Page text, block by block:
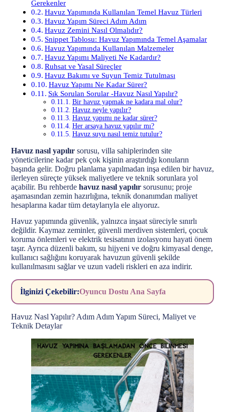
Gerekenler
Havuz Yapımında Kullanılan Temel Havuz Türleri
Havuz Yapım Süreci Adım Adım
Havuz Zemini Nasıl Olmalıdır?
Snippet Tablosu: Havuz Yapımında Temel Aşamalar
Havuz Yapımında Kullanılan Malzemeler
Havuz Yapımı Maliyeti Ne Kadardır?
Ruhsat ve Yasal Süreçler
Havuz Bakımı ve Suyun Temiz Tutulması
Havuz Yapımı Ne Kadar Sürer?
Sık Sorulan Sorular -Havuz Nasıl Yapılır?
Bir havuz yapmak ne kadara mal olur?
Havuz neyle yapılır?
Havuz yapımı ne kadar sürer?
Her arsaya havuz yapılır mı?
Havuz suyu nasıl temiz tutulur?
Havuz nasıl yapılır sorusu, villa sahiplerinden site
yöneticilerine kadar pek çok kişinin araştırdığı konuların
başında gelir. Doğru planlama yapılmadan inşa edilen bir havuz,
ilerleyen süreçte yüksek maliyetlere ve teknik sorunlara yol
açabilir. Bu rehberde havuz nasıl yapılır sorusunu; proje
aşamasından zemin hazırlığına, teknik donanımdan maliyet
hesaplarına kadar tüm detaylarıyla ele alıyoruz.
Havuz yapımında güvenlik, yalnızca inşaat süreciyle sınırlı
değildir. Kaymaz zeminler, güvenli merdiven sistemleri, çocuk
koruma önlemleri ve elektrik tesisatının izolasyonu hayati önem
taşır. Ayrıca düzenli bakım, su hijyeni ve doğru kimyasal denge,
kullanıcı sağlığını koruyarak havuzun güvenli şekilde
kullanılmasını sağlar ve uzun vadeli riskleri en aza indirir.
İlginizi Çekebilir:Oyuncu Dostu Ana Sayfa
Havuz Nasl Yapılır? Adım Adım Yapım Süreci, Maliyet ve
Teknik Detaylar